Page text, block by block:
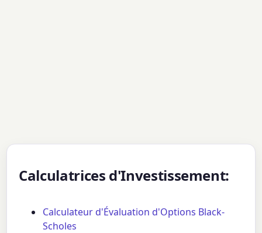
Calculatrices d'Investissement:
Calculateur d'Évaluation d'Options Black-
Scholes